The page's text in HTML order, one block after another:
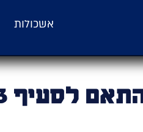
אשכולות